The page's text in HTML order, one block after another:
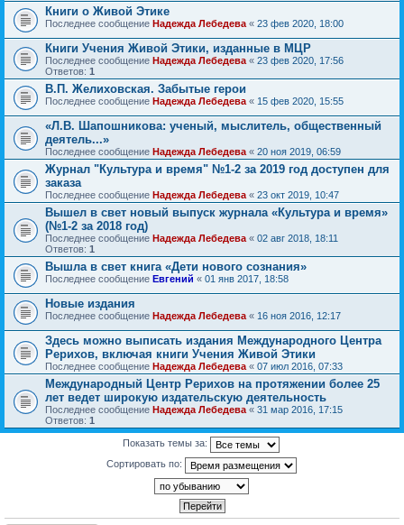
Книги о Живой Этике
Последнее сообщение Надежда Лебедева « 23 фев 2020, 18:00
Книги Учения Живой Этики, изданные в МЦР
Последнее сообщение Надежда Лебедева « 23 фев 2020, 17:56
Ответов: 1
В.П. Желиховская. Забытые герои
Последнее сообщение Надежда Лебедева « 15 фев 2020, 15:55
«Л.В. Шапошникова: ученый, мыслитель, общественный
деятель...»
Последнее сообщение Надежда Лебедева « 20 ноя 2019, 06:59
Журнал "Культура и время" №1-2 за 2019 год доступен для
заказа
Последнее сообщение Надежда Лебедева « 23 окт 2019, 10:47
Вышел в свет новый выпуск журнала «Культура и время»
(№1-2 за 2018 год)
Последнее сообщение Надежда Лебедева « 02 авг 2018, 18:11
Ответов: 1
Вышла в свет книга «Дети нового сознания»
Последнее сообщение Евгений « 01 янв 2017, 18:58
Новые издания
Последнее сообщение Надежда Лебедева « 16 ноя 2016, 12:17
Здесь можно выписать издания Международного Центра
Рерихов, включая книги Учения Живой Этики
Последнее сообщение Надежда Лебедева « 07 июл 2016, 07:33
Международный Центр Рерихов на протяжении более 25
лет ведет широкую издательскую деятельность
Последнее сообщение Надежда Лебедева « 31 мар 2016, 17:15
Ответов: 1
Показать темы за:
Сортировать по: